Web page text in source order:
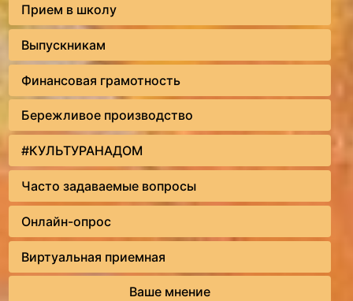
Прием в школу
Выпускникам
Финансовая грамотность
Бережливое производство
#КУЛЬТУРАНАДОМ
Часто задаваемые вопросы
Онлайн-опрос
Виртуальная приемная
Ваше мнение